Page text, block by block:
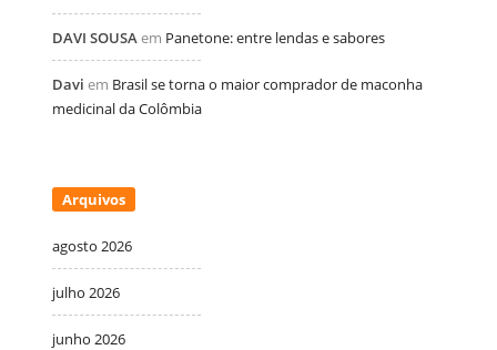
DAVI SOUSAem Panetone: entre lendas e sabores
Davi em Brasil se torna o maior comprador de maconha
medicinal da Colômbia
Arquivos
agosto 2026
julho 2026
junho 2026